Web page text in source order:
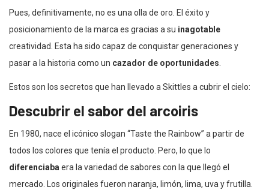
Pues, definitivamente, no es una olla de oro. El éxito y
posicionamiento de la marca es gracias a su inagotable
creatividad. Esta ha sido capaz de conquistar generaciones y
pasar a la historia como un cazador de oportunidades.
Estos son los secretos que han llevado a Skittles a cubrir el cielo:
Descubrir el sabor del arcoiris
En 1980, nace el icónico slogan “Taste the Rainbow” a partir de
todos los colores que tenía el producto. Pero, lo que lo
diferenciabaera la variedad de sabores con la que llegó el
mercado. Los originales fueron naranja, limón, lima, uva y frutilla.